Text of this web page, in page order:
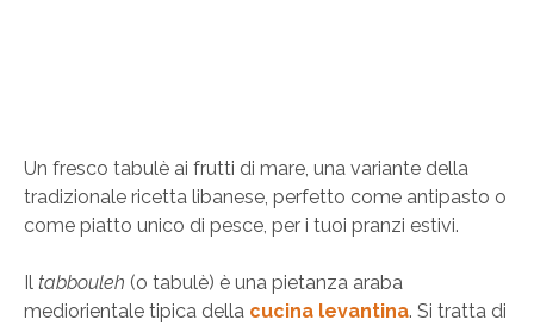
Un fresco tabulè ai frutti di mare, una variante della
tradizionale ricetta libanese, perfetto come antipasto o
come piatto unico di pesce, per i tuoi pranzi estivi.
Il tabbouleh (o tabulè) è una pietanza araba
mediorientale tipica della cucina levantina. Si tratta di